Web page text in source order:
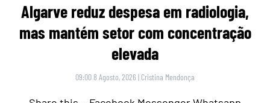
Algarve reduz despesa em radiologia,
mas mantém setor com concentração
elevada
09:00 8 Agosto, 2026 | Cristina Mendonça